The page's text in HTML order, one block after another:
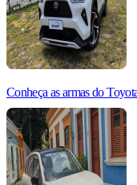
Conheça as armas do